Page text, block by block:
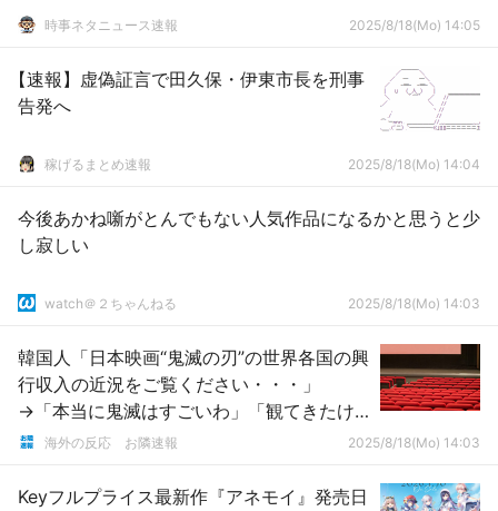
時事ネタニュース速報 2025/8/18(Mo) 14:05
【速報】虚偽証言で田久保・伊東市長を刑事
告発へ
稼げるまとめ速報 2025/8/18(Mo) 14:04
今後あかね噺がとんでもない人気作品になるかと思うと少
し寂しい
watch＠２ちゃんねる 2025/8/18(Mo) 14:03
韓国人「日本映画“鬼滅の刃”の世界各国の興
行収入の近況をご覧ください・・・」
→「本当に鬼滅はすごいわ」「観てきたけ
どただただレベルが違ったよ」
海外の反応 お隣速報 2025/8/18(Mo) 14:03
Keyフルプライス最新作『アネモイ』発売日